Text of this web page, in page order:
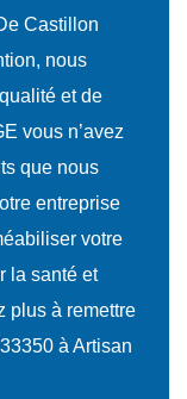
Castillon
nous
et de
vous n’avez
que nous
entreprise
votre
la santé et
plus à remettre
à Artisan